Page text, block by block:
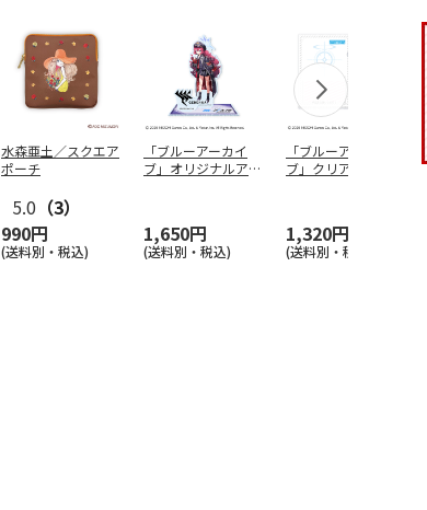
水森亜土／スクエア
ポーチ
5.0 （3）
990円
(送料別・税込)
「ブルーアーカイ
ブ」オリジナルアク
1,650円
(送料別・税込)
「ブルーアーカイ
ブ」クリアファイル
1,320円
(送料別・税込)